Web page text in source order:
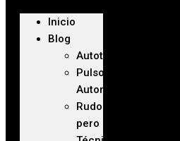
Inicio
Blog
Autoteca
Pulso
Automotriz
Rudo
pero